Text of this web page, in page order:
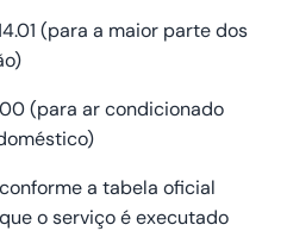
(para a maior parte dos
(para ar condicionado
conforme a tabela oficial
o serviço é executado